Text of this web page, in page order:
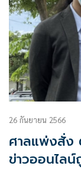
26 กันยายน 2566
ศาลแพ่งสั่ง
ข่าวออนไลน์